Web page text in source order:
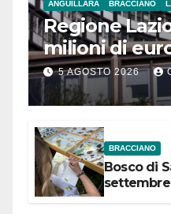
ANGUILLARA BRACCIANO
Regione
milioni di
Comuni
Meridionale
5 AGOSTO 2026
BRACCIANO
Bosco di